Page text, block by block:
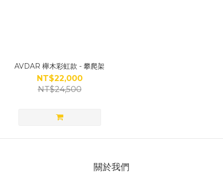
AVDAR 櫸木彩虹款 - 攀爬架
NT$22,000
NT$24,500
關於我們